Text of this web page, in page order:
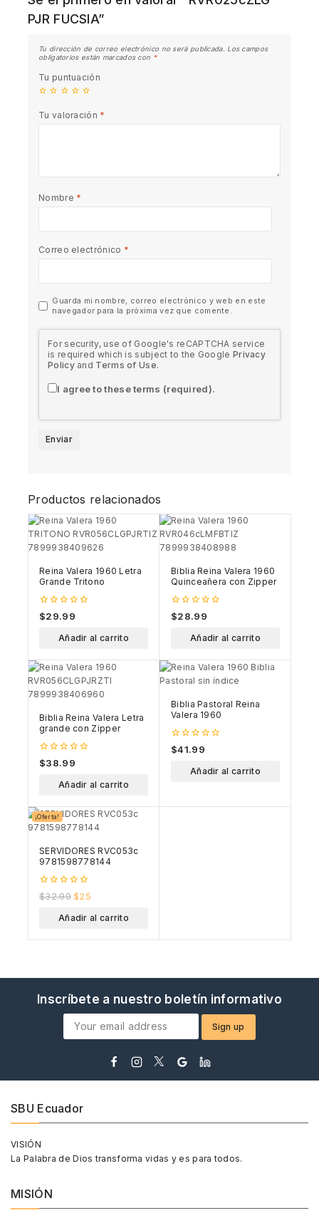
PJR FUCSIA”
Tu dirección de correo electrónico no será publicada.
Los campos
obligatorios están marcados con *
Tu puntuación
Tu valoración *
Nombre *
Correo electrónico *
Guarda mi nombre, correo electrónico y web en este
navegador para la próxima vez que comente.
For security, use of Google's reCAPTCHA service
is required which is subject to the Google Privacy
Policyand Terms of Use.
I agree to these terms (required).
Productos relacionados
Reina Valera 1960 Letra
Grande Tritono
0
out
$29.99
Añadir al carrito
Biblia Reina Valera 1960
Quinceañera con Zipper
0
out
$28.99
Añadir al carrito
Biblia Reina Valera Letra
grande con Zipper
0
out
$38.99
Añadir al carrito
Biblia Pastoral Reina
Valera 1960
0
out
$41.99
Añadir al carrito
¡Oferta!
SERVIDORES RVC053c
9781598778144
0
out
$32.99 $25
Añadir al carrito
Inscríbete a nuestro boletín informativo
SBU Ecuador
VISIÓN
La Palabra de Dios transforma vidas y es para todos.
MISIÓN